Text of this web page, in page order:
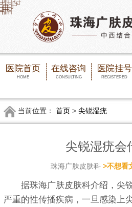
医院首页
HOME
在线咨询
CONSULTING
医院挂号
REGISTERED
当前位置： 首页> 尖锐湿疣
尖锐湿疣会
珠海广肤皮肤科 >不想看
据珠海广肤皮肤科介绍，尖
严重的性传播疾病，一旦感染上